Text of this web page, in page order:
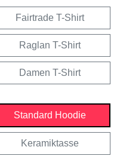
Fairtrade T-Shirt
Raglan T-Shirt
Damen T-Shirt
Standard Hoodie
Keramiktasse